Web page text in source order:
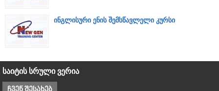
ინგლისური ენის შემსწავლელი კურსი
საიტის სრული ვერია